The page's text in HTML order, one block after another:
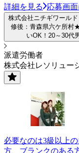
詳細を見る 応募画
株式会社ニチギワール
修後：青森県六ケ所村
いOK！20～30代
派遣労働者
株式会社レソリュー
必要なのは3級以上
方、ブランクのある